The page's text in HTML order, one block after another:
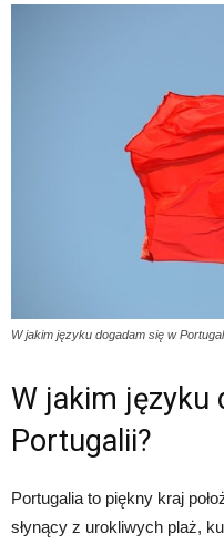
W jakim języku dogadam się w
W jakim języku
Portugalii?
Portugalia to piękny kraj
słynący z urokliwych plaż,